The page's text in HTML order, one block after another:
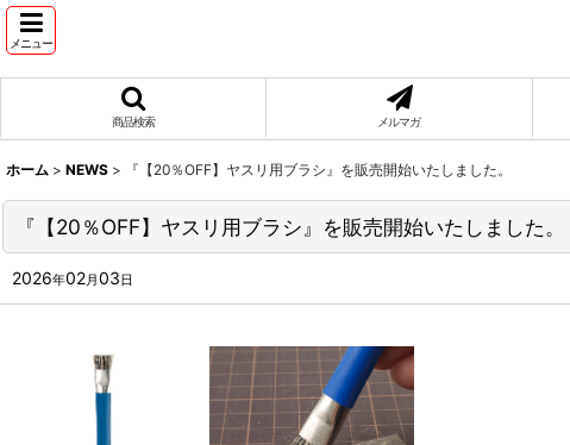
メニュー
商品検索 メルマガ
ホーム > NEWS > 『【20％OFF】ヤスリ用ブラシ』を販売開始いたしました。
『【20％OFF】ヤスリ用ブラシ』を販売開始いたしました。
2026年02月03日